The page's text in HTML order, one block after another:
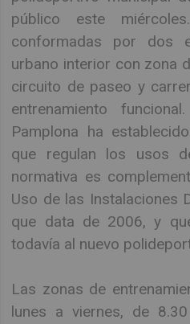
público este
conformadas por dos
urbano interior con zona
circuito de paseo y
entrenamiento
Pamplona ha
que regulan los usos
normativa es
Uso de las Instalaciones
que data de 2006, y
todavía al nuevo
Las zonas de
lunes a viernes, de